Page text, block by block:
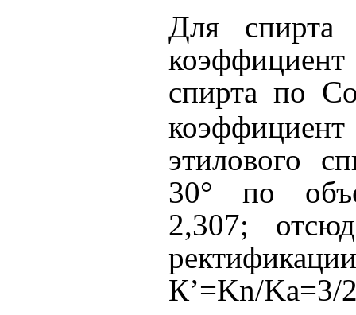
Для спирта
спирта по
этилового
30° по
2,307;
К’=Kn/Ka=3/